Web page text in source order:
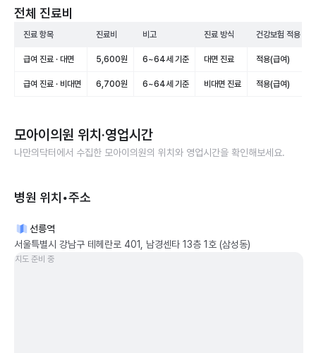
전체 진료비
진료 항목 진료비 비고 진료 방식 건강보험 적용
급여 진료 · 대면 5,600원 6~64세 기준 대면 진료 적용(급여)
급여 진료 · 비대면 6,700원 6~64세 기준 비대면 진료 적용(급여)
모아이의원 위치·영업시간
나만의닥터에서 수집한 모아이의원의 위치와 영업시간을 확인해보세요.
병원 위치•주소
선릉역
서울특별시 강남구 테헤란로 401, 남경센타 13층 1호 (삼성동)
지도 준비 중